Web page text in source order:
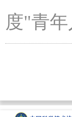
度"青